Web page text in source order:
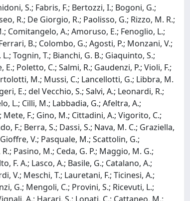
S.; Fabris, F.; Bertozzi, I.; Bogoni, G.;
R.; De Giorgio, R.; Paolisso, G.; Rizzo, M. R.;
Comitangelo, A.; Amoruso, E.; Fenoglio, L.;
B.; Colombo, G.; Agosti, P.; Monzani, V.;
Tognin, T.; Bianchi, G. B.; Giaquinto, S.;
Poletto, C.; Salmi, R.; Gaudenzi, P.; Violi, F.;
M.; Mussi, C.; Lancellotti, G.; Libbra, M.
E.; del Vecchio, S.; Salvi, A.; Leonardi, R.;
L.; Cilli, M.; Labbadia, G.; Afeltra, A.;
F.; Gino, M.; Cittadini, A.; Vigorito, C.;
F.; Berra, S.; Dassi, S.; Nava, M. C.; Graziella,
V.; Pasquale, M.; Scattolin, G.;
Pasino, M.; Ceda, G. P.; Maggio, M. G.;
F. A.; Lasco, A.; Basile, G.; Catalano, A.;
V.; Meschi, T.; Lauretani, F.; Ticinesi, A.;
G.; Mengoli, C.; Provini, S.; Ricevuti, L.;